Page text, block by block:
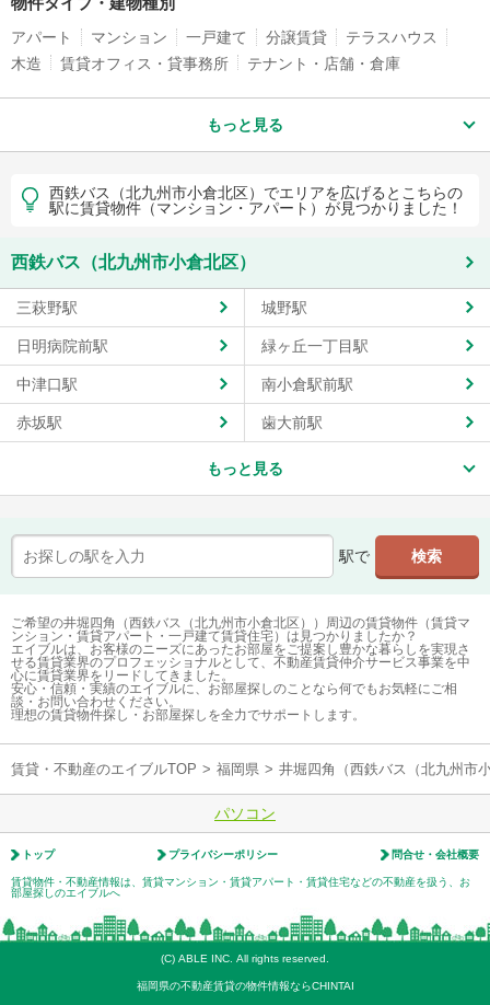
アパート マンション 一戸建て 分譲賃貸
テラスハウス
木造
賃貸オフィス・貸事務所 テナント・店舗・倉庫
もっと見る
西鉄バス（北九州市小倉北区）でエリアを広げるとこちらの
駅に賃貸物件（マンション・アパート）が見つかりました！
西鉄バス（北九州市小倉北区）
三萩野駅 城野駅
日明病院前駅 緑ヶ丘一丁目駅
中津口駅 南小倉駅前駅
赤坂駅 歯大前駅
もっと見る
駅で
ご希望の井堀四角（西鉄バス（北九州市小倉北区））周辺の賃貸物件（賃貸マ
ンション・賃貸アパート・一戸建て賃貸住宅）は見つかりましたか？
エイブルは、お客様のニーズにあったお部屋をご提案し豊かな暮らしを実現さ
せる賃貸業界のプロフェッショナルとして、不動産賃貸仲介サービス事業を中
心に賃貸業界をリードしてきました。
安心・信頼・実績のエイブルに、お部屋探しのことなら何でもお気軽にご相
談・お問い合わせください。
理想の賃貸物件探し・お部屋探しを全力でサポートします。
賃貸・不動産のエイブルTOP > 福岡県 > 井堀四角（西鉄バス（北九州市
パソコン
トップ プライバシーポリシー 問合せ・会社概要
賃貸物件・不動産情報は、賃貸マンション・賃貸アパート・賃貸住宅などの不動産を扱う、お
部屋探しのエイブルへ
(C) ABLE INC. All rights reserved.
福岡県の不動産賃貸の物件情報ならCHINTAI